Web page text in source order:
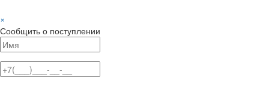
×
Сообщить о поступлении